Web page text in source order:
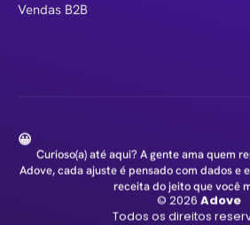
Vendas B2B
😀
Curioso(a) até aqui? A gente ama quem
Adove, cada ajuste é pensado com dados e
receita do jeito que você
© 2026Adove
Todos os direitos